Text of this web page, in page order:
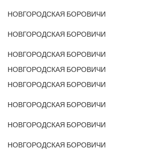
НОВГОРОДСКАЯ БОРОВИЧИ
НОВГОРОДСКАЯ БОРОВИЧИ
НОВГОРОДСКАЯ БОРОВИЧИ
НОВГОРОДСКАЯ БОРОВИЧИ
НОВГОРОДСКАЯ БОРОВИЧИ
НОВГОРОДСКАЯ БОРОВИЧИ
НОВГОРОДСКАЯ БОРОВИЧИ
НОВГОРОДСКАЯ БОРОВИЧИ